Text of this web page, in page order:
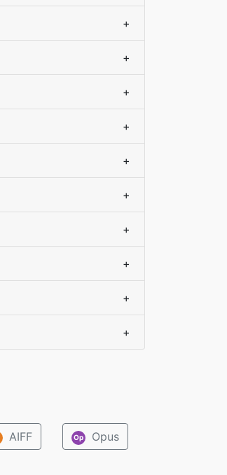
+
+
+
+
+
+
+
+
+
+
AIFF Op Opus